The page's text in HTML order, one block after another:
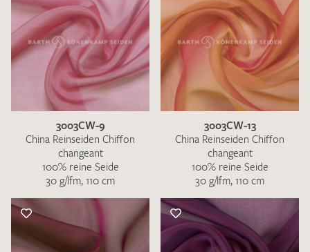
Ich bin damit einverstanden, dass meine angegebenen Daten
zur Beantwortung meiner Musteranfrage genutzt werden.
DieDatenschutzbestimmungen habe ich zur Kenntnis
genommen und akzeptiere diese.
3003CW-9
China Reinseiden Chiffon
changeant
100% reine Seide
30 g/lfm, 110 cm
3003CW-13
China Reinseiden Chiffon
changeant
100% reine Seide
30 g/lfm, 110 cm